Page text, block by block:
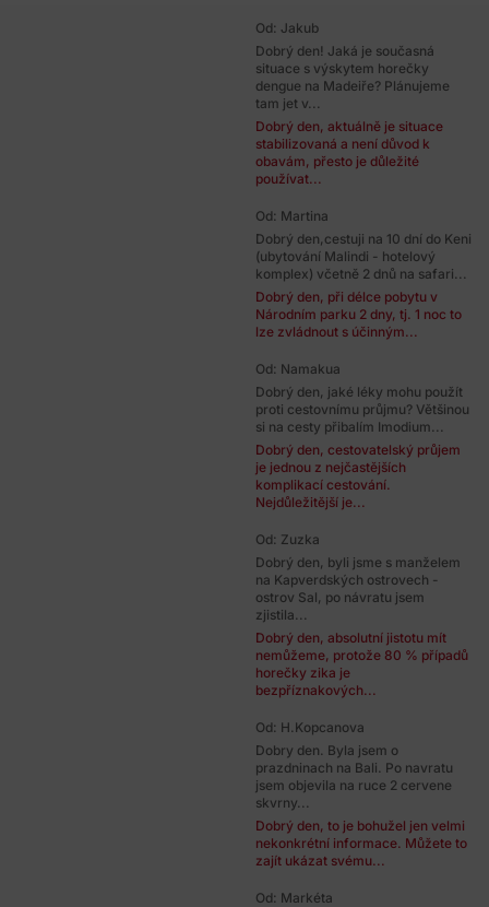
Od: Jakub
Dobrý den! Jaká je současná
situace s výskytem horečky
dengue na Madeiře? Plánujeme
tam jet v...
Dobrý den, aktuálně je situace
stabilizovaná a není důvod k
obavám, přesto je důležité
používat...
Od: Martina
Dobrý den,cestuji na 10 dní do Keni
(ubytování Malindi - hotelový
komplex) včetně 2 dnů na safari...
Dobrý den, při délce pobytu v
Národním parku 2 dny, tj. 1 noc to
lze zvládnout s účinným...
Od: Namakua
Dobrý den, jaké léky mohu použít
proti cestovnímu průjmu? Většinou
si na cesty přibalím Imodium...
Dobrý den, cestovatelský průjem
je jednou z nejčastějších
komplikací cestování.
Nejdůležitější je...
Od: Zuzka
Dobrý den, byli jsme s manželem
na Kapverdských ostrovech -
ostrov Sal, po návratu jsem
zjistila...
Dobrý den, absolutní jistotu mít
nemůžeme, protože 80 % případů
horečky zika je
bezpříznakových...
Od: H.Kopcanova
Dobry den. Byla jsem o
prazdninach na Bali. Po navratu
jsem objevila na ruce 2 cervene
skvrny...
Dobrý den, to je bohužel jen velmi
nekonkrétní informace. Můžete to
zajít ukázat svému...
Od: Markéta